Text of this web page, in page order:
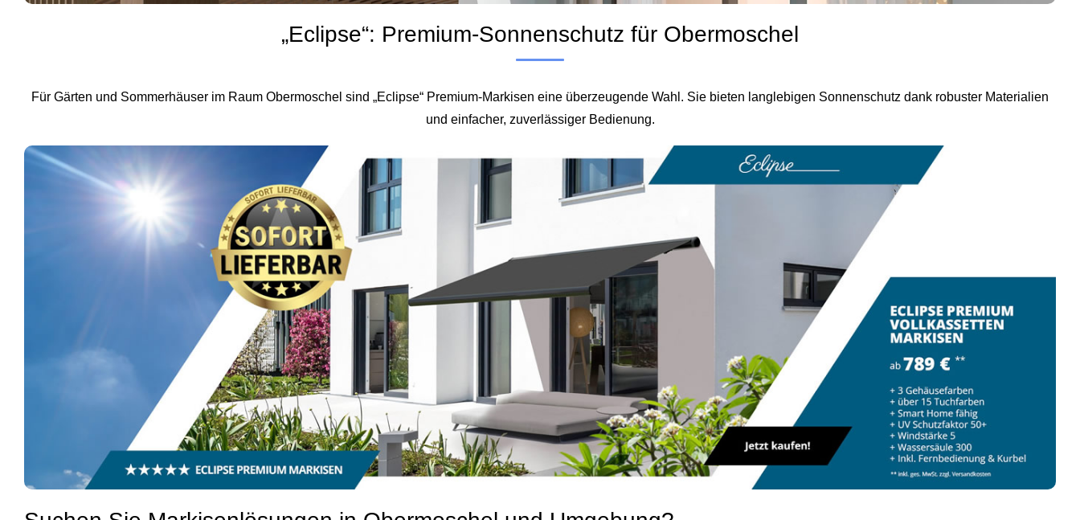
„Eclipse“: Premium‑Sonnenschutz für Obermoschel
Für Gärten und Sommerhäuser im Raum Obermoschel sind „Eclipse“ Premium‑Markisen eine überzeugende Wahl. Sie bieten langlebigen Sonnenschutz dank robuster Materialien
und einfacher, zuverlässiger Bedienung.